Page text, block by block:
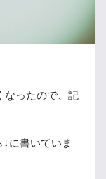
なったので、記
に書いていま